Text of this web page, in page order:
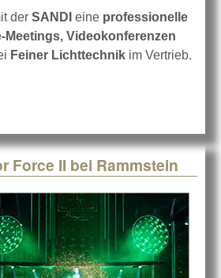
der SANDI eine professionelle
Meetings, Videokonferenzen
Feiner Lichttechnik im Vertrieb.
Force II bei Rammstein